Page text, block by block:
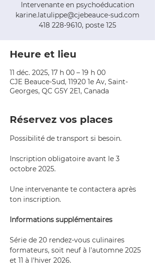
Intervenante en psychoéducation
karine.latulippe@cjebeauce-sud.com
418 228-9610, poste 125
Heure et lieu
11 déc. 2025, 17 h 00 – 19 h 00
CJE Beauce-Sud, 11920 1e Av, Saint-
Georges, QC G5Y 2E1, Canada
Réservez vos places
Possibilité de transport si besoin.
Inscription obligatoire avant le 3
octobre 2025.
Une intervenante te contactera après
ton inscription.
Informations supplémentaires
Série de 20 rendez-vous culinaires
formateurs, soit neuf à l'automne 2025
et 11 à l'hiver 2026.